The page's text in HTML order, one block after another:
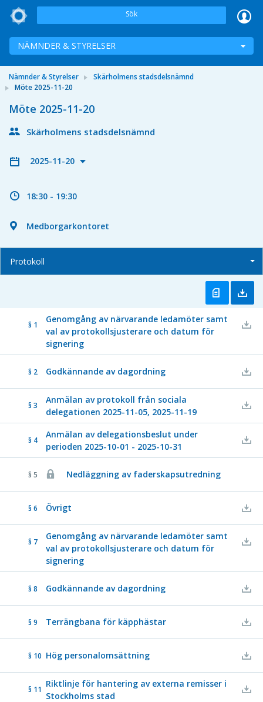
Sök
NÄMNDER & STYRELSER
Nämnder & Styrelser
Skärholmens stadsdelsnämnd
Möte 2025-11-20
Möte 2025-11-20
Skärholmens stadsdelsnämnd
2025-11-20
18:30 - 19:30
Medborgarkontoret
Protokoll
§ 1
Genomgång av närvarande ledamöter samt
val av protokollsjusterare och datum för
signering
§ 2 Godkännande av dagordning
§ 3
Anmälan av protokoll från sociala
delegationen 2025-11-05, 2025-11-19
§ 4
Anmälan av delegationsbeslut under
perioden 2025-10-01 - 2025-10-31
§ 5 Nedläggning av faderskapsutredning
§ 6 Övrigt
§ 7
Genomgång av närvarande ledamöter samt
val av protokollsjusterare och datum för
signering
§ 8 Godkännande av dagordning
§ 9 Terrängbana för käpphästar
§ 10 Hög personalomsättning
§ 11
Riktlinje för hantering av externa remisser i
Stockholms stad